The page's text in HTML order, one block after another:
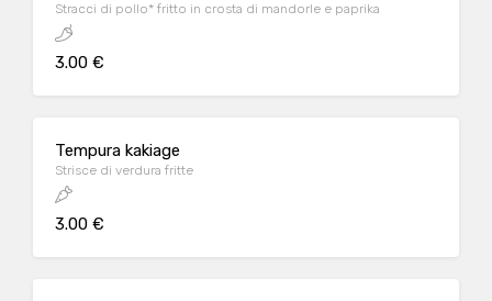
Stracci di pollo* fritto in crosta di mandorle e paprika
3.00 €
Tempura kakiage
Strisce di verdura fritte
3.00 €